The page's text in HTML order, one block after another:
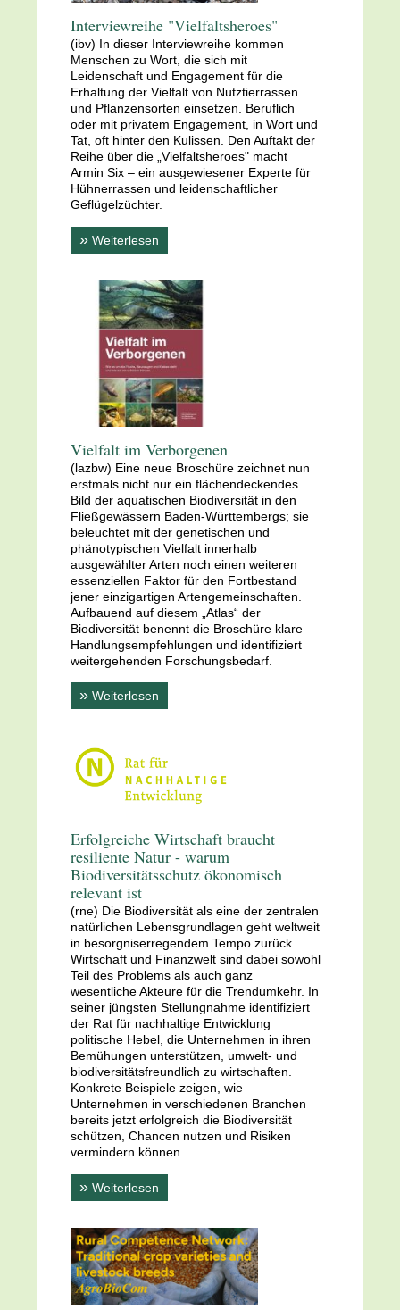
Interviewreihe "Vielfaltsheroes"
(ibv) In dieser Interviewreihe kommen
Menschen zu Wort, die sich mit
Leidenschaft und Engagement für die
Erhaltung der Vielfalt von Nutztierrassen
und Pflanzensorten einsetzen. Beruflich
oder mit privatem Engagement, in Wort und
Tat, oft hinter den Kulissen. Den Auftakt der
Reihe über die „Vielfaltsheroes" macht
Armin Six – ein ausgewiesener Experte für
Hühnerrassen und leidenschaftlicher
Geflügelzüchter.
» Weiterlesen
Vielfalt im Verborgenen
(lazbw) Eine neue Broschüre zeichnet nun
erstmals nicht nur ein flächendeckendes
Bild der aquatischen Biodiversität in den
Fließgewässern Baden-Württembergs; sie
beleuchtet mit der genetischen und
phänotypischen Vielfalt innerhalb
ausgewählter Arten noch einen weiteren
essenziellen Faktor für den Fortbestand
jener einzigartigen Artengemeinschaften.
Aufbauend auf diesem „Atlas“ der
Biodiversität benennt die Broschüre klare
Handlungsempfehlungen und identifiziert
weitergehenden Forschungsbedarf.
» Weiterlesen
Erfolgreiche Wirtschaft braucht
resiliente Natur - warum
Biodiversitätsschutz ökonomisch
relevant ist
(rne) Die Biodiversität als eine der zentralen
natürlichen Lebensgrundlagen geht weltweit
in besorgniserregendem Tempo zurück.
Wirtschaft und Finanzwelt sind dabei sowohl
Teil des Problems als auch ganz
wesentliche Akteure für die Trendumkehr. In
seiner jüngsten Stellungnahme identifiziert
der Rat für nachhaltige Entwicklung
politische Hebel, die Unternehmen in ihren
Bemühungen unterstützen, umwelt- und
biodiversitätsfreundlich zu wirtschaften.
Konkrete Beispiele zeigen, wie
Unternehmen in verschiedenen Branchen
bereits jetzt erfolgreich die Biodiversität
schützen, Chancen nutzen und Risiken
vermindern können.
» Weiterlesen